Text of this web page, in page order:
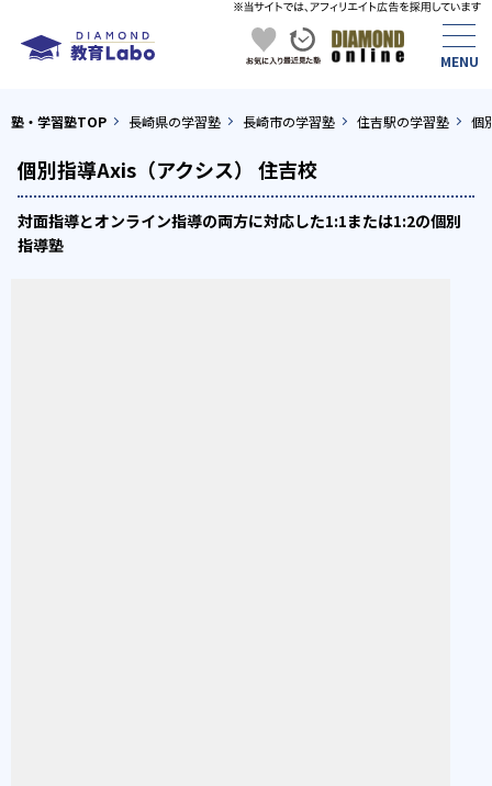
塾・学習塾TOP 長崎県の学習塾 長崎市の学習塾 住吉駅の学習塾 個
個別指導Axis（アクシス） 住吉校
対面指導とオンライン指導の両方に対応した1:1または1:2の個別
指導塾